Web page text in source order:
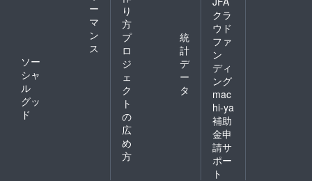
ー
マ
ン
ス
ソー
シャ
ル
グッ
ド
り
方
プ
ロ
ジ
ェ
ク
ト
の
広
め
方
統
計
デ
ー
タ
クラ
ウド
ファ
ン
ディ
ング
mac
hi-ya
補助
金申
請サ
ポー
ト